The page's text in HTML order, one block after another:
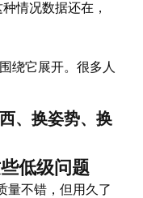
情况数据还在，
绕它展开。很多人
、换姿势、换
低级问题
量不错，但用久了